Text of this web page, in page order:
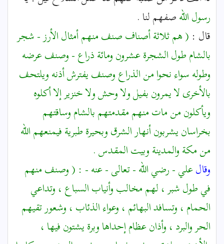
رسول اللهصفهم لنا .
قال : ( هم ثلاثة أصناف صنف منهم أمثال الأرز - شجر
بالشام طول الشجرة عشرون ومائة ذراع - وصنف عرضه
وطوله سواء نحوا من الذراع وصنف يفترش أذنه ويلتحف
بالأخرى لا يمرون بفيل ولا وحش ولا خنزير إلا أكلوه
ويأكلون من مات منهم مقدمتهم بالشام وساقتهم
بخراسان يشربون أنهار الشرق وبحيرة طبرية فيمنعهم الله
من مكة والمدينة وبيت المقدس .
وقالعلي - رضي الله - تعالى - عنه - : ( وصنف منهم
في طول شبر ، لهم مخالب وأنياب السباع ، وتداعي
الحمام ، وتسافد البهائم ، وعواء الذئاب ، وشعور تقيهم
الحر والبرد ، وأذان عظام إحداها وبرة يشتون فيها ،